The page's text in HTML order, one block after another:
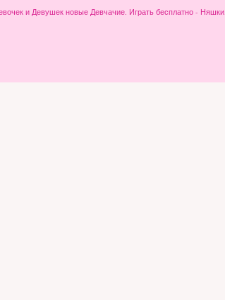
и Девушек новые Девчачие. Играть бесплатно - Няшки.